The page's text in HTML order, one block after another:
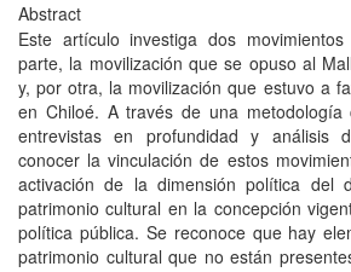
Abstract
Este artículo investiga dos
parte, la movilización que se opuso al
y, por otra, la movilización que estuvo a
en Chiloé. A través de una metodología
entrevistas en profundidad y análisis
conocer la vinculación de estos
activación de la dimensión política del
patrimonio cultural en la concepción
política pública. Se reconoce que hay
patrimonio cultural que no están